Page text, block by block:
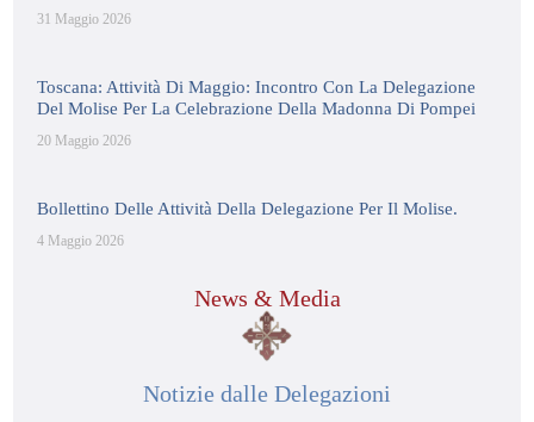
31 Maggio 2026
Toscana: Attività Di Maggio: Incontro Con La Delegazione
Del Molise Per La Celebrazione Della Madonna Di Pompei
20 Maggio 2026
Bollettino Delle Attività Della Delegazione Per Il Molise.
4 Maggio 2026
News & Media
Notizie dalle Delegazioni